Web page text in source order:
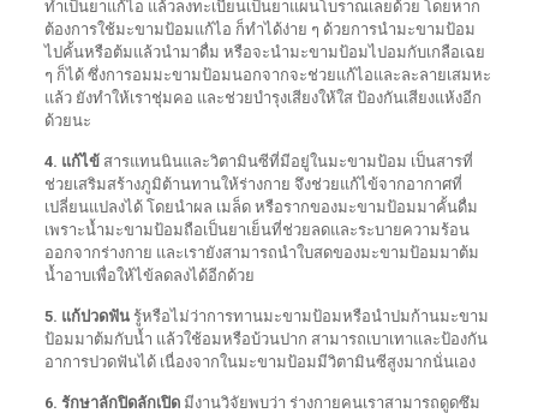
ทำเป็นยาแก้ไอ แล้วลงทะเบียนเป็นยาแผนโบราณเลยด้วย โดยหาก
ต้องการใช้มะขามป้อมแก้ไอ ก็ทำได้ง่าย ๆ ด้วยการนำมะขามป้อม
ไปคั้นหรือต้มแล้วนำมาดื่ม หรือจะนำมะขามป้อมไปอมกับเกลือเฉย
ๆ ก็ได้ ซึ่งการอมมะขามป้อมนอกจากจะช่วยแก้ไอและละลายเสมหะ
แล้ว ยังทำให้เราชุ่มคอ และช่วยบำรุงเสียงให้ใส ป้องกันเสียงแห้งอีก
ด้วยนะ
4. แก้ไข้ สารแทนนินและวิตามินซีที่มีอยู่ในมะขามป้อม เป็นสารที่
ช่วยเสริมสร้างภูมิต้านทานให้ร่างกาย จึงช่วยแก้ไข้จากอากาศที่
เปลี่ยนแปลงได้ โดยนำผล เมล็ด หรือรากของมะขามป้อมมาคั้นดื่ม
เพราะน้ำมะขามป้อมถือเป็นยาเย็นที่ช่วยลดและระบายความร้อน
ออกจากร่างกาย และเรายังสามารถนำใบสดของมะขามป้อมมาต้ม
น้ำอาบเพื่อให้ไข้ลดลงได้อีกด้วย
5. แก้ปวดฟัน รู้หรือไม่ว่าการทานมะขามป้อมหรือนำปมก้านมะขาม
ป้อมมาต้มกับน้ำ แล้วใช้อมหรือบ้วนปาก สามารถเบาเทาและป้องกัน
อาการปวดฟันได้ เนื่องจากในมะขามป้อมมีวิตามินซีสูงมากนั่นเอง
6. รักษาลักปิดลักเปิด มีงานวิจัยพบว่า ร่างกายคนเราสามารถดูดซึม